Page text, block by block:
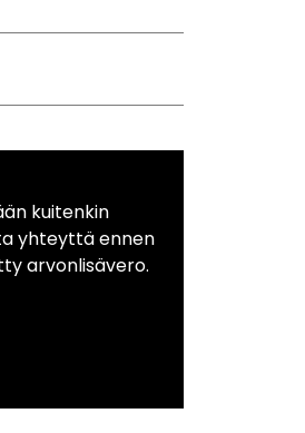
kuitenkin
yhteyttä ennen
arvonlisävero.